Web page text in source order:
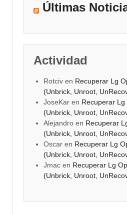
Últimas
Actividad
Rotciv en Recuperar Lg
(Unbrick, Unroot,
JoseKar en Recuperar
(Unbrick, Unroot,
Alejandro en Recuperar
(Unbrick, Unroot,
Oscar en Recuperar Lg
(Unbrick, Unroot,
Jmac en Recuperar Lg
(Unbrick, Unroot,